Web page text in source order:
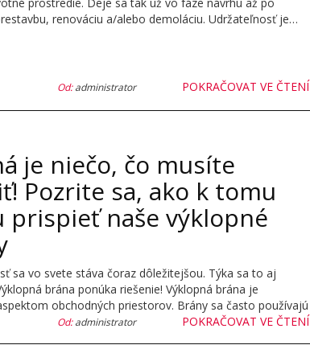
renováciu a/alebo demoláciu. Udržateľnosť je…
POKRAČOVAT VE ČTENÍ
Od:administrator
je niečo, čo musíte
Pozrite sa, ako k tomu
prispieť naše výklopné
sa vo svete stáva čoraz dôležitejšou. Týka sa to aj
brána ponúka riešenie! Výklopná brána je
obchodných priestorov. Brány sa často používajú
POKRAČOVAT VE ČTENÍ
Od:administrator